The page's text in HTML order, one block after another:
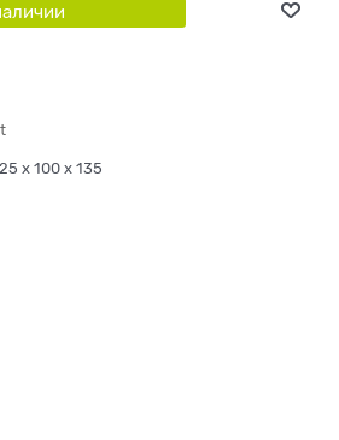
x 100 x 135